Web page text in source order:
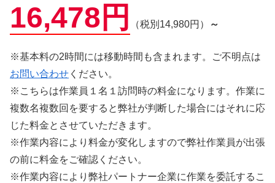
16,478円 （税別14,980円） ～
※基本料の2時間には移動時間も含まれます。ご不明点は
お問い合わせ ください。
※こちらは作業員１名１訪問時の料金になります。作業に
複数名複数回を要すると弊社が判断した場合にはそれに応
じた料金とさせていただきます。
※作業内容により料金が変化しますので弊社作業員が出張
の前に料金をご確認ください。
※作業内容により弊社パートナー企業に作業を委託するこ